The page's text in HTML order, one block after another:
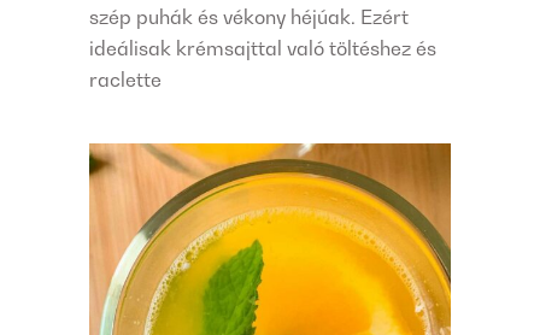
szép puhák és vékony héjúak. Ezért
ideálisak krémsajttal való töltéshez és
raclette